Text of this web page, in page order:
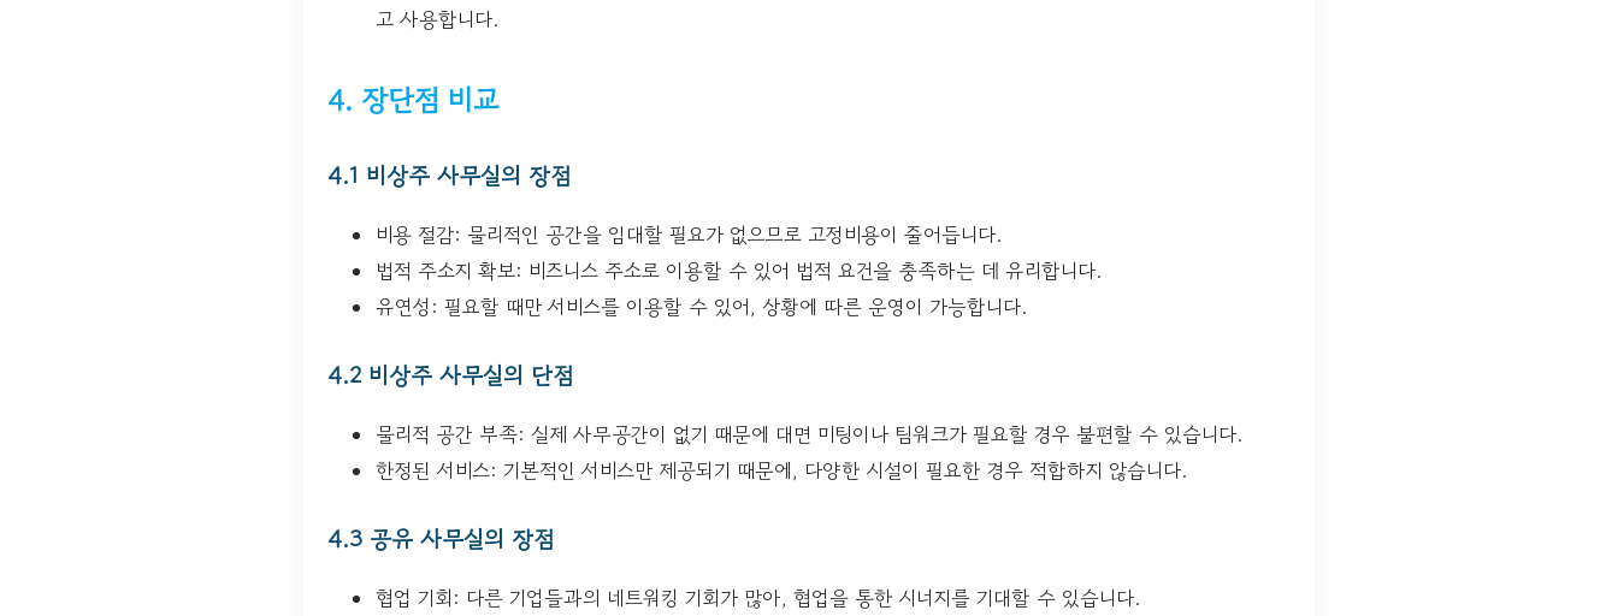
고 사용합니다.
4. 장단점 비교
4.1 비상주 사무실의 장점
비용 절감: 물리적인 공간을 임대할 필요가 없으므로 고정비용이 줄어듭니다.
법적 주소지 확보: 비즈니스 주소로 이용할 수 있어 법적 요건을 충족하는 데 유리합니다.
유연성: 필요할 때만 서비스를 이용할 수 있어, 상황에 따른 운영이 가능합니다.
4.2 비상주 사무실의 단점
물리적 공간 부족: 실제 사무공간이 없기 때문에 대면 미팅이나 팀워크가 필요할 경우 불편할 수 있습니다.
한정된 서비스: 기본적인 서비스만 제공되기 때문에, 다양한 시설이 필요한 경우 적합하지 않습니다.
4.3 공유 사무실의 장점
협업 기회: 다른 기업들과의 네트워킹 기회가 많아, 협업을 통한 시너지를 기대할 수 있습니다.